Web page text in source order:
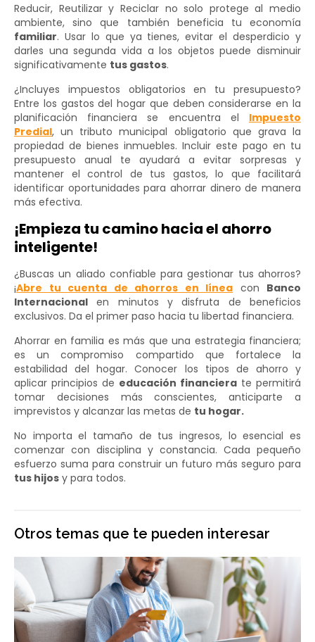
Reducir, Reutilizar y Reciclar no solo protege al medio
ambiente, sino que también beneficia tu economía
familiar. Usar lo que ya tienes, evitar el desperdicio y
darles una segunda vida a los objetos puede disminuir
significativamente tus gastos.
¿Incluyes impuestos obligatorios en tu presupuesto?
Entre los gastos del hogar que deben considerarse en la
planificación financiera se encuentra el Impuesto
Predial, un tributo municipal obligatorio que grava la
propiedad de bienes inmuebles. Incluir este pago en tu
presupuesto anual te ayudará a evitar sorpresas y
mantener el control de tus gastos, lo que facilitará
identificar oportunidades para ahorrar dinero de manera
más efectiva.
¡Empieza tu camino hacia el ahorro
inteligente!
¿Buscas un aliado confiable para gestionar tus ahorros?
¡Abre tu cuenta de ahorros en línea con Banco
Internacional en minutos y disfruta de beneficios
exclusivos. Da el primer paso hacia tu libertad financiera.
Ahorrar en familia es más que una estrategia financiera;
es un compromiso compartido que fortalece la
estabilidad del hogar. Conocer los tipos de ahorro y
aplicar principios de educación financiera te permitirá
tomar decisiones más conscientes, anticiparte a
imprevistos y alcanzar las metas de tu hogar.
No importa el tamaño de tus ingresos, lo esencial es
comenzar con disciplina y constancia. Cada pequeño
esfuerzo suma para construir un futuro más seguro para
tus hijos y para todos.
Otros temas que te pueden interesar